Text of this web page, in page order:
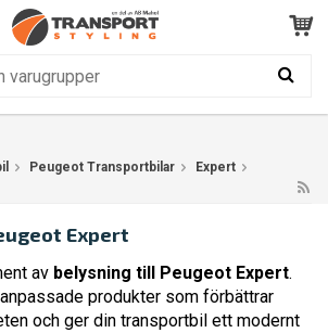
Peugeot Transportbilar
Expert
Expert
av belysning till Peugeot Expert.
produkter som förbättrar
och ger din transportbil ett modernt